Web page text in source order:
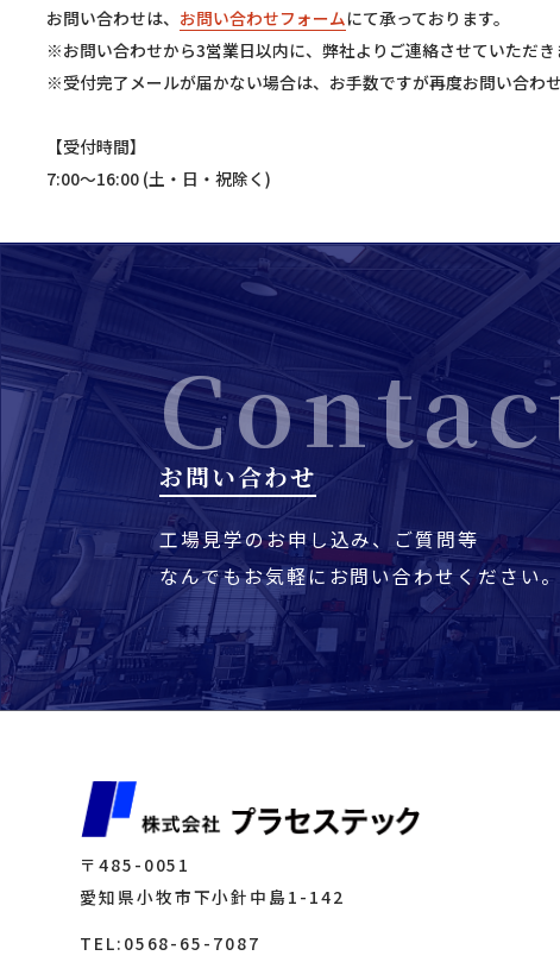
お問い合わせは、 お問い合わせフォームにて承っております。
※お問い合わせから3営業日以内に、弊社よりご連絡させていただき
※受付完了メールが届かない場合は、お手数ですが再度お問い合わせ
【受付時間】
7:00〜16:00 (土・日・祝除く)
お問い合わせ
工場見学のお申し込み、ご質問等
なんでもお気軽にお問い合わせください
〒485-0051
愛知県小牧市下小針中島1-142
TEL:0568-65-7087